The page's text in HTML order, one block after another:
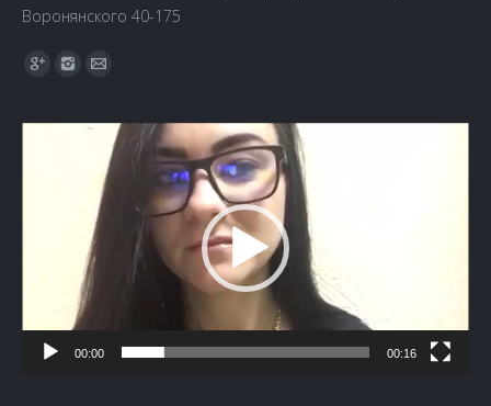
Воронянского 40-175
Найдите нас:
Видеоплеер
00:00 00:16